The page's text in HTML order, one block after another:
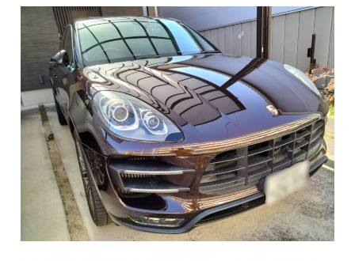
現！
TOYOTA
プ
ウ
ス
ダ
ト
GS4